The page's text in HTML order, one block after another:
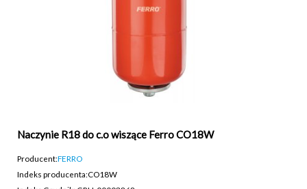
Naczynie R18 do c.o wiszące Ferro CO18W
Producent:FERRO
Indeks producenta:CO18W